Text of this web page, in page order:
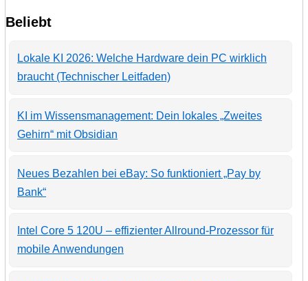
Beliebt
Lokale KI 2026: Welche Hardware dein PC wirklich
braucht (Technischer Leitfaden)
KI im Wissensmanagement: Dein lokales „Zweites
Gehirn“ mit Obsidian
Neues Bezahlen bei eBay: So funktioniert „Pay by
Bank“
Intel Core 5 120U – effizienter Allround-Prozessor für
mobile Anwendungen